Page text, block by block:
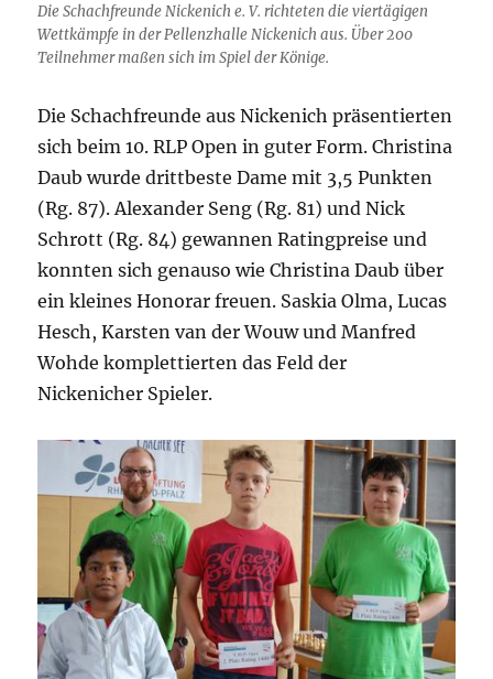
Die Schachfreunde Nickenich e. V. richteten die viertägigen
Wettkämpfe in der Pellenzhalle Nickenich aus. Über 200
Teilnehmer maßen sich im Spiel der Könige.
Die Schachfreunde aus Nickenich präsentierten
sich beim 10. RLP Open in guter Form. Christina
Daub wurde drittbeste Dame mit 3,5 Punkten
(Rg. 87). Alexander Seng (Rg. 81) und Nick
Schrott (Rg. 84) gewannen Ratingpreise und
konnten sich genauso wie Christina Daub über
ein kleines Honorar freuen. Saskia Olma, Lucas
Hesch, Karsten van der Wouw und Manfred
Wohde komplettierten das Feld der
Nickenicher Spieler.